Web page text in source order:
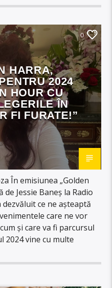
0
HARRA,
2024
HOUR CU
ÎN
FI FURATE!”
În emisiunea „Golden
de Jessie Baneș la Radio
dezvăluit ce ne așteaptă
care ne vor
și care va fi parcursul
2024 vine cu multe